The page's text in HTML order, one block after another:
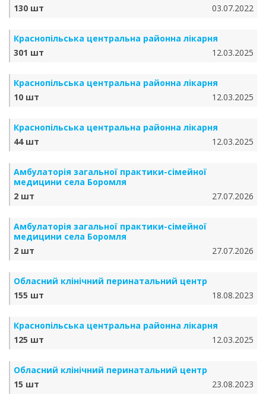
130 шт
03.07.2022
Краснопільська центральна районна лікарня
301 шт
12.03.2025
Краснопільська центральна районна лікарня
10 шт
12.03.2025
Краснопільська центральна районна лікарня
44 шт
12.03.2025
Амбулаторія загальної практики-сімейної
медицини села Боромля
2 шт
27.07.2026
Амбулаторія загальної практики-сімейної
медицини села Боромля
2 шт
27.07.2026
Обласний клінічний перинатальний центр
155 шт
18.08.2023
Краснопільська центральна районна лікарня
125 шт
12.03.2025
Обласний клінічний перинатальний центр
15 шт
23.08.2023